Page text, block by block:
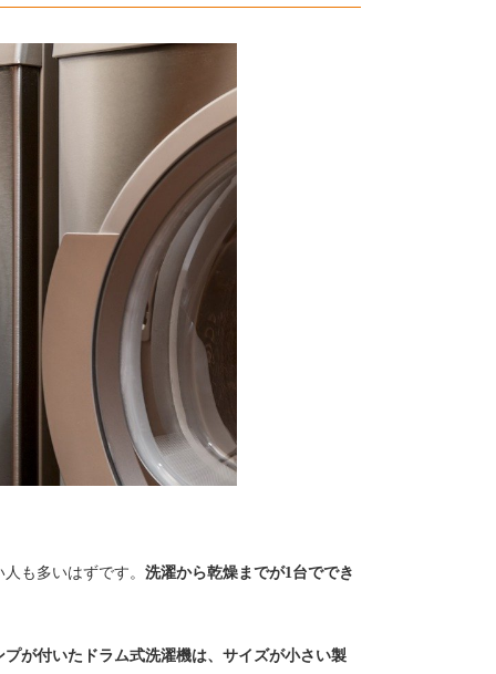
も多いはずです。 洗濯から乾燥までが1台ででき
プが付いたドラム式洗濯機は、サイズが小さい製